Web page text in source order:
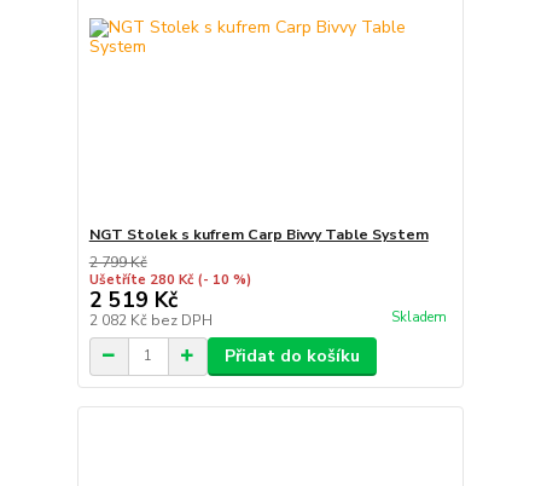
NGT Stolek s kufrem Carp Bivvy Table System
2 799 Kč
Ušetříte 280 Kč (- 10 %)
2 519 Kč
2 082 Kč bez DPH Skladem
Přidat do košíku